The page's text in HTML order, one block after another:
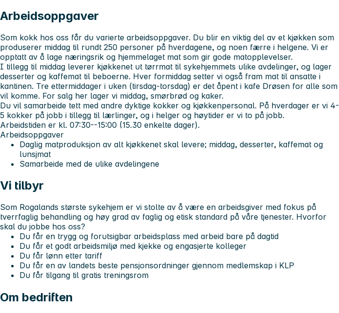
Arbeidsoppgaver
Som kokk hos oss får du varierte arbeidsoppgaver. Du blir en viktig del av et kjøkken som
produserer middag til rundt 250 personer på hverdagene, og noen færre i helgene. Vi er
opptatt av å lage næringsrik og hjemmelaget mat som gir gode matopplevelser.
I tillegg til middag leverer kjøkkenet ut tørrmat til sykehjemmets ulike avdelinger, og lager
desserter og kaffemat til beboerne. Hver formiddag setter vi også fram mat til ansatte i
kantinen. Tre ettermiddager i uken (tirsdag-torsdag) er det åpent i kafe Drøsen for alle som
vil komme. For salg her lager vi middag, smørbrød og kaker.
Du vil samarbeide tett med andre dyktige kokker og kjøkkenpersonal. På hverdager er vi 4-
5 kokker på jobb i tillegg til lærlinger, og i helger og høytider er vi to på jobb.
Arbeidstiden er kl. 07:30--15:00 (15.30 enkelte dager).
Arbeidsoppgaver
Daglig matproduksjon av alt kjøkkenet skal levere; middag, desserter, kaffemat og
lunsjmat
Samarbeide med de ulike avdelingene
Vi tilbyr
Som Rogalands største sykehjem er vi stolte av å være en arbeidsgiver med fokus på
tverrfaglig behandling og høy grad av faglig og etisk standard på våre tjenester. Hvorfor
skal du jobbe hos oss?
Du får en trygg og forutsigbar arbeidsplass med arbeid bare på dagtid
Du får et godt arbeidsmiljø med kjekke og engasjerte kolleger
Du får lønn etter tariff
Du får en av landets beste pensjonsordninger gjennom medlemskap i KLP
Du får tilgang til gratis treningsrom
Om bedriften